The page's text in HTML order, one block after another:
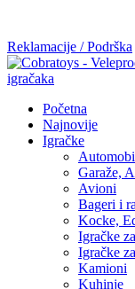
Reklamacije / Podrška
Početna
Najnovije
Igračke
Garaže,
Avioni
Bageri i
Kocke,
Igračke
Igračke
Kamioni
Kuhinje